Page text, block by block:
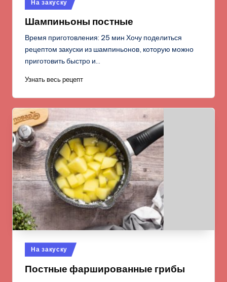
в
На закуску
Шампиньоны постные
Время приготовления: 25 мин Хочу поделиться
рецептом закуски из шампиньонов, которую можно
приготовить быстро и…
Узнать весь рецепт
Опубликовано
в
На закуску
Постные фаршированные грибы